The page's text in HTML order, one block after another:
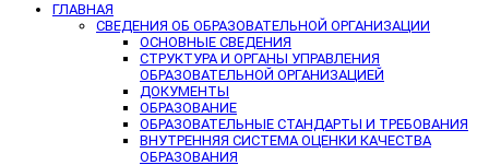
ГЛАВНАЯ
СВЕДЕНИЯ ОБ ОБРАЗОВАТЕЛЬНОЙ ОРГАНИЗАЦИИ
ОСНОВНЫЕ СВЕДЕНИЯ
СТРУКТУРА И ОРГАНЫ УПРАВЛЕНИЯ
ОБРАЗОВАТЕЛЬНОЙ ОРГАНИЗАЦИЕЙ
ДОКУМЕНТЫ
ОБРАЗОВАНИЕ
ОБРАЗОВАТЕЛЬНЫЕ СТАНДАРТЫ И ТРЕБОВАНИЯ
ВНУТРЕННЯЯ СИСТЕМА ОЦЕНКИ КАЧЕСТВА
ОБРАЗОВАНИЯ